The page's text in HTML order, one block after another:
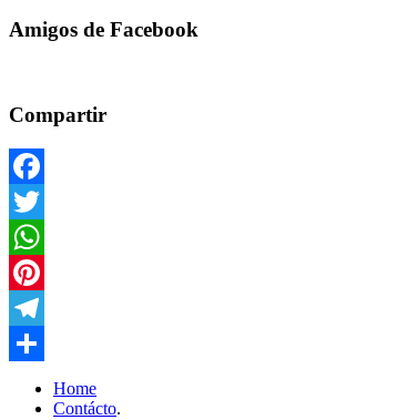
Amigos de Facebook
Compartir
Facebook
Twitter
WhatsApp
Pinterest
Telegram
Compartir
Home
Contácto.